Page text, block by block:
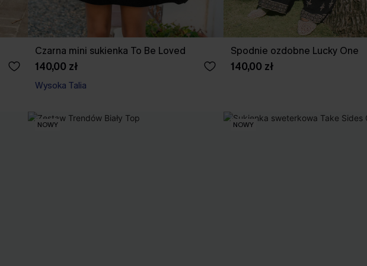
Czarna mini sukienka To Be Loved
140,00 zł
Wysoka Talia
Spodnie ozdobne Lucky One
140,00 zł
NOWY NOWY